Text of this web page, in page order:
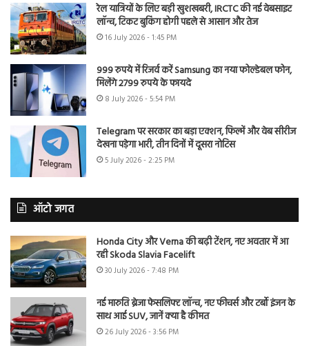
रेल यात्रियों के लिए बड़ी खुशखबरी, IRCTC की नई वेबसाइट
लॉन्च, टिकट बुकिंग होगी पहले से आसान और तेज
16 July 2026 - 1:45 PM
999 रुपये में रिजर्व करें Samsung का नया फोल्डेबल फोन,
मिलेंगे 2799 रुपये के फायदे
8 July 2026 - 5:54 PM
Telegram पर सरकार का बड़ा एक्शन, फिल्में और वेब सीरीज
देखना पड़ेगा भारी, तीन दिनों में दूसरा नोटिस
5 July 2026 - 2:25 PM
ऑटो जगत
Honda City और Verna की बढ़ी टेंशन, नए अवतार में आ
रही Skoda Slavia Facelift
30 July 2026 - 7:48 PM
नई मारुति ब्रेजा फेसलिफ्ट लॉन्च, नए फीचर्स और टर्बो इंजन के
साथ आई SUV, जानें क्या है कीमत
26 July 2026 - 3:56 PM